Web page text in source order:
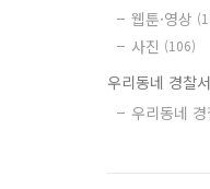
웹툰·영상
사진 (106)
우리동네 경찰서
우리동네